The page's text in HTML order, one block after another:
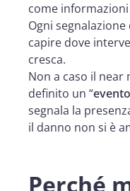
come
Ogni
capire dove
cresca.
Non a caso il near
definito un “
segnala la
il danno non si è
Perché